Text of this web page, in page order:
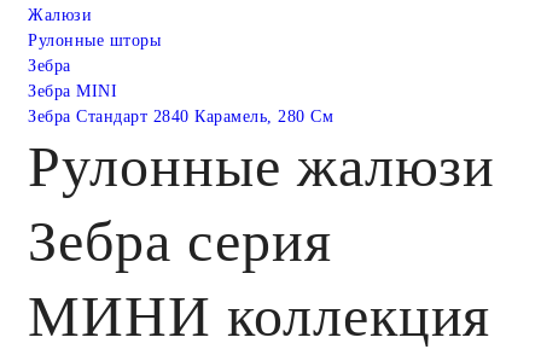
Жалюзи
Рулонные шторы
Зебра
Зебра MINI
Зебра Стандарт 2840 Карамель, 280 См
Рулонные жалюзи
Зебра серия
МИНИ коллекция